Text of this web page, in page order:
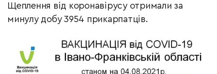
Щеплення від коронавірусу отримали за
минулу добу 3954 прикарпатців.